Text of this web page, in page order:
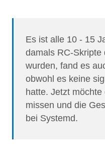
Es ist alle 10 - 15
damals RC-Skripte
wurden, fand es
obwohl es keine
hatte. Jetzt
missen und die
bei Systemd.